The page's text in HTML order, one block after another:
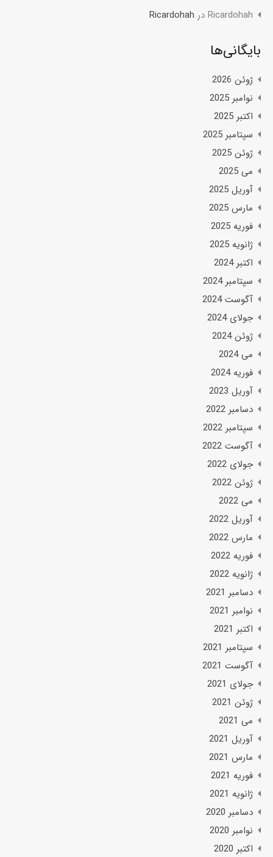
Ricardohah در Ricardohah
بایگانی‌ها
ژوئن 2026
نوامبر 2025
اکتبر 2025
سپتامبر 2025
ژوئن 2025
می 2025
آوریل 2025
مارس 2025
فوریه 2025
ژانویه 2025
اکتبر 2024
سپتامبر 2024
آگوست 2024
جولای 2024
ژوئن 2024
می 2024
فوریه 2024
آوریل 2023
دسامبر 2022
سپتامبر 2022
آگوست 2022
جولای 2022
ژوئن 2022
می 2022
آوریل 2022
مارس 2022
فوریه 2022
ژانویه 2022
دسامبر 2021
نوامبر 2021
اکتبر 2021
سپتامبر 2021
آگوست 2021
جولای 2021
ژوئن 2021
می 2021
آوریل 2021
مارس 2021
فوریه 2021
ژانویه 2021
دسامبر 2020
نوامبر 2020
اکتبر 2020